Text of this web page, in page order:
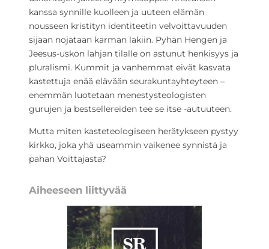
kanssa synnille kuolleen ja uuteen elämän
nousseen kristityn identiteetin velvoittavuuden
sijaan nojataan karman lakiin. Pyhän Hengen ja
Jeesus-uskon lahjan tilalle on astunut henkisyys ja
pluralismi. Kummit ja vanhemmat eivät kasvata
kastettuja enää elävään seurakuntayhteyteen –
enemmän luotetaan menestysteologisten
gurujen ja bestsellereiden tee se itse -autuuteen.
Mutta miten kasteteologiseen herätykseen pystyy
kirkko, joka yhä useammin vaikenee synnistä ja
pahan Voittajasta?
Aiheeseen liittyvää